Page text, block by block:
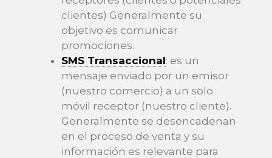
clientes) Generalmente su
objetivo es comunicar
promociones.
SMS Transaccional: es un
mensaje enviado por un emisor
(nuestro comercio) a un solo
móvil receptor (nuestro cliente).
Generalmente se desencadenan
en el proceso de venta y su
información es relevante para